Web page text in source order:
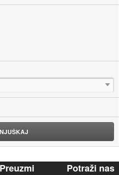
Preuzmi
Potraži nas